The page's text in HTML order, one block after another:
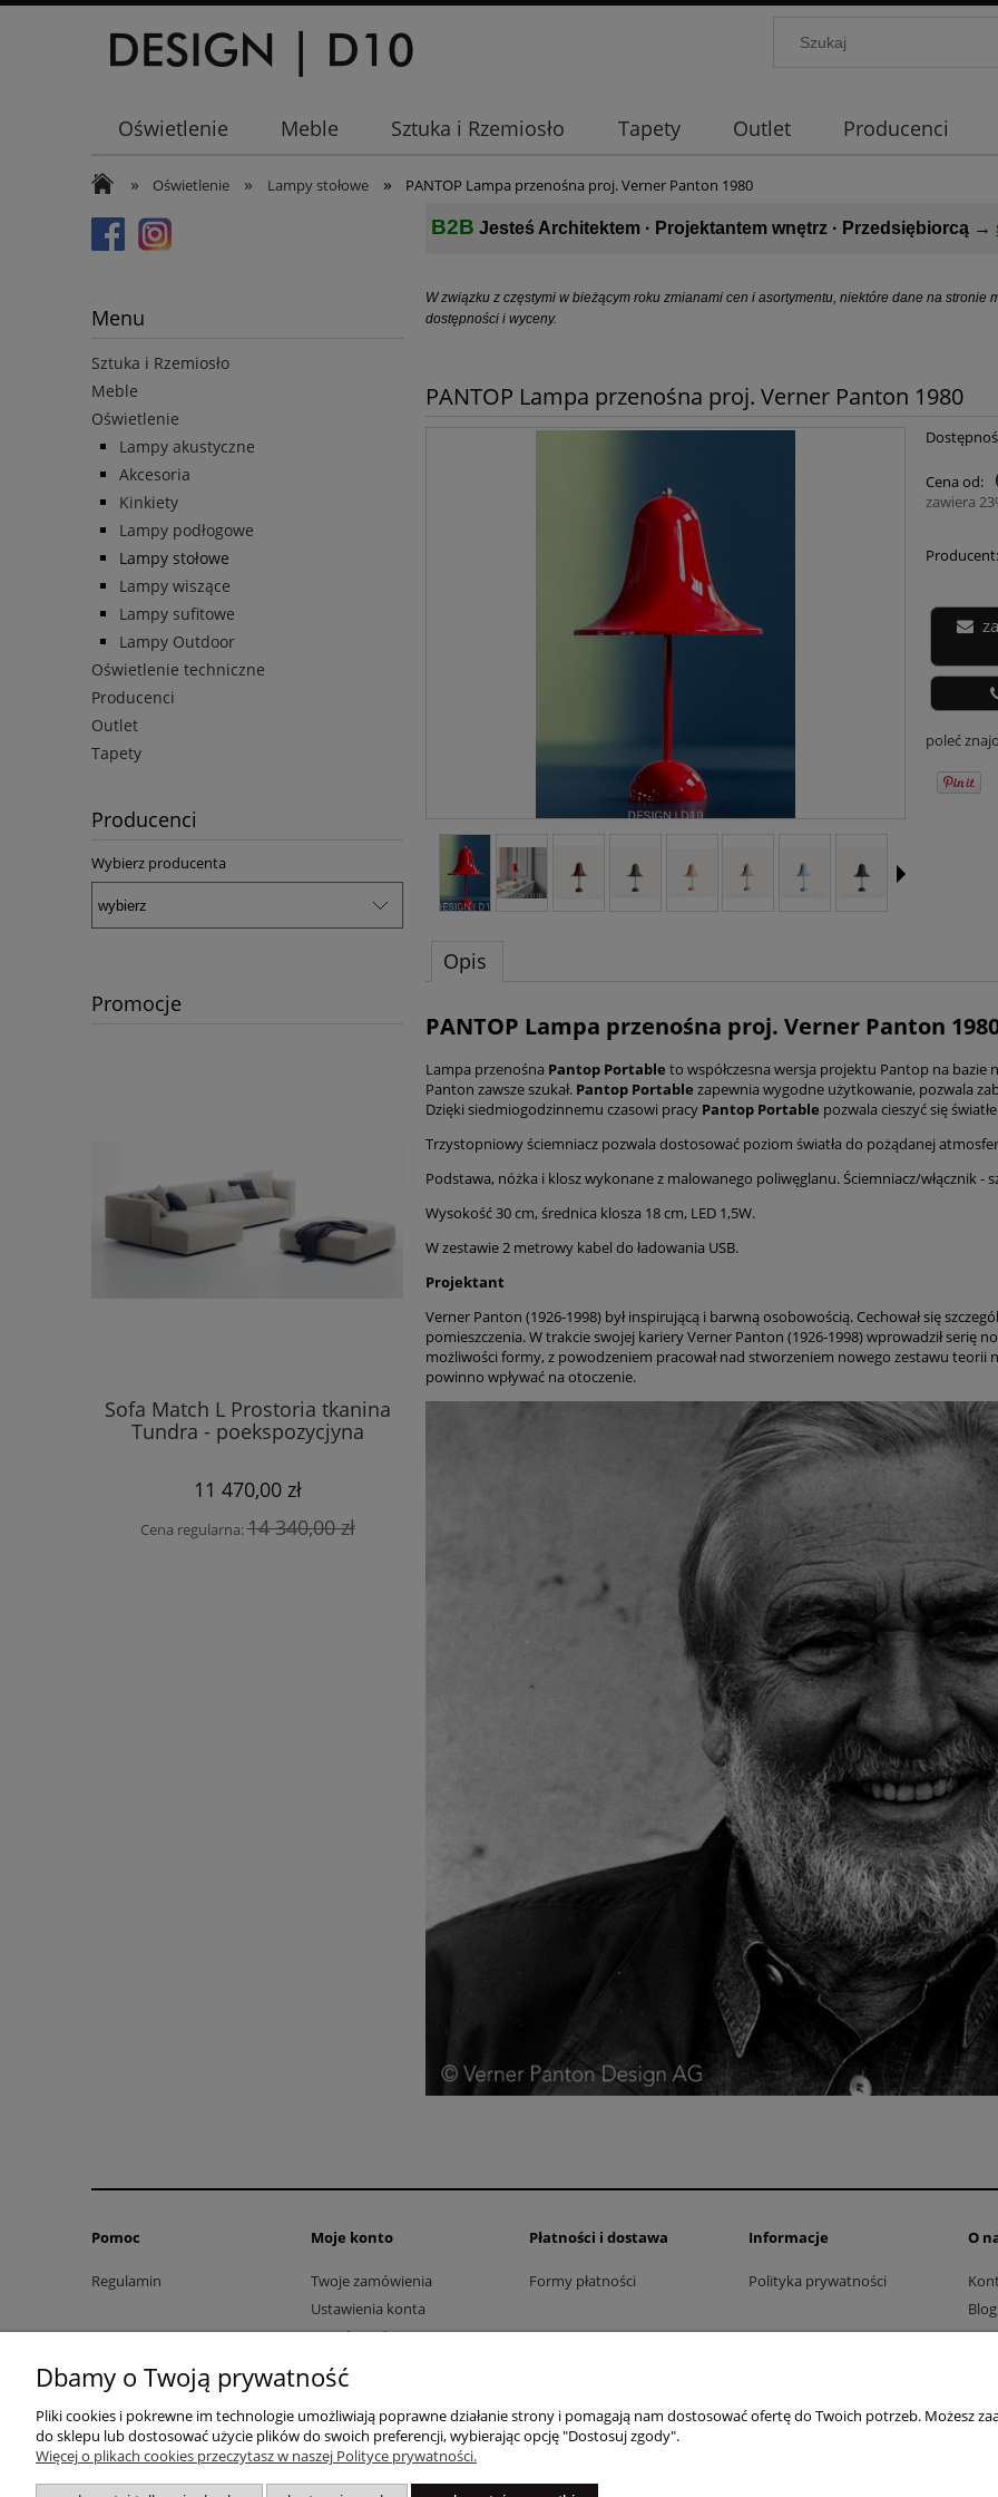
Oświetlenie Meble Sztuka i Rzemiosło Tapety Outlet Producenci
» Oświetlenie » Lampy stołowe » PANTOP Lampa przenośna proj. Verner Panton 1980
Menu
Sztuka i Rzemiosło
Meble
Oświetlenie
Lampy akustyczne
Akcesoria
Kinkiety
Lampy podłogowe
Lampy stołowe
Lampy wiszące
Lampy sufitowe
Lampy Outdoor
Oświetlenie techniczne
Producenci
Outlet
Tapety
Producenci
Wybierz producenta
Promocje
Sofa Match L Prostoria tkanina
Tundra - poekspozycjyna
11 470,00 zł
Cena regularna:14 340,00 zł
Delie Aromas kinkiet -
cm - poekspozycyjna
Cena regularna: 460,00 zł
B2B Jesteś Architektem · Projektantem wnętrz · Przedsiębiorcą →
W związku z częstymi w bieżącym roku zmianami cen i asortymentu, niektóre dane na
dostępności i wyceny.
PANTOP Lampa przenośna proj. Verner Panton 1980
Cena od:
zawiera
Producent:
poleć
Opis
PANTOP Lampa przenośna proj. Verner Panton
Lampa przenośna Pantop Portable to współczesna wersja projektu Pantop na bazie
Panton zawsze szukał. Pantop Portable zapewnia wygodne użytkowanie, pozwala
Dzięki siedmiogodzinnemu czasowi pracy Pantop Portable pozwala cieszyć się
Trzystopniowy ściemniacz pozwala dostosować poziom światła do pożądanej
Podstawa, nóżka i klosz wykonane z malowanego poliwęglanu. Ściemniacz/włącznik -
Wysokość 30 cm, średnica klosza 18 cm, LED 1,5W.
W zestawie 2 metrowy kabel do ładowania USB.
Projektant
Verner Panton (1926-1998) był inspirującą i barwną osobowością. Cechował się
pomieszczenia. W trakcie swojej kariery Verner Panton (1926-1998) wprowadził serię
możliwości formy, z powodzeniem pracował nad stworzeniem nowego zestawu
powinno wpływać na otoczenie.
Pomoc
Regulamin
Moje konto
Twoje zamówienia
Ustawienia konta
Przechowalnia
Płatności i dostawa
Formy płatności
Informacje
Polityka prywatności
O
Blog
Dbamy o Twoją prywatność
Pliki cookies i pokrewne im technologie umożliwiają poprawne działanie strony i pomagają nam dostosować ofertę do Twoich potrzeb. Możesz
do sklepu lub dostosować użycie plików do swoich preferencji, wybierając opcję "Dostosuj zgody".
Więcej o plikach cookies przeczytasz w naszej Polityce prywatności.